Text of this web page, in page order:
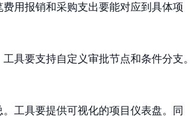
用报销和采购支出要能对应到具体项
具要支持自定义审批节点和条件分支。
工具要提供可视化的项目仪表盘。同